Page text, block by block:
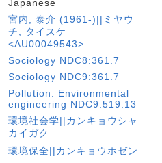
Japanese
宮内, 泰介 (1961-)||ミヤウ
チ, タイスケ
<AU00049543>
Sociology NDC8:361.7
Sociology NDC9:361.7
Pollution. Environmental
engineering NDC9:519.13
環境社会学||カンキョウシャ
カイガク
環境保全||カンキョウホゼン